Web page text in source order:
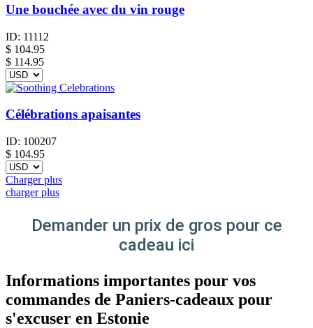
Une bouchée avec du vin rouge
ID: 11112
$ 104.95
$ 114.95
Célébrations apaisantes
ID: 100207
$ 104.95
Charger plus
charger plus
Demander un prix de gros pour ce
cadeau ici
Informations importantes pour vos
commandes de Paniers-cadeaux pour
s'excuser en Estonie